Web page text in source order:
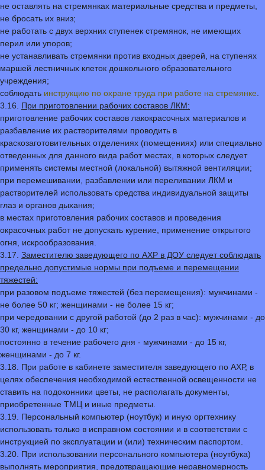
не оставлять на стремянках материальные средства и предметы,
не бросать их вниз;
не работать с двух верхних ступенек стремянок, не имеющих
перил или упоров;
не устанавливать стремянки против входных дверей, на ступенях
маршей лестничных клеток дошкольного образовательного
учреждения;
соблюдать инструкцию по охране труда при работе на cтремянке
3.16. При приготовлении рабочих составов ЛКМ:
приготовление рабочих составов лакокрасочных материалов и
разбавление их растворителями проводить в
краскозаготовительных отделениях (помещениях) или специально
отведенных для данного вида работ местах, в которых следует
применять системы местной (локальной) вытяжной вентиляции;
при перемешивании, разбавлении или переливании ЛКМ и
растворителей использовать средства индивидуальной защиты
глаз и органов дыхания;
в местах приготовления рабочих составов и проведения
окрасочных работ не допускать курение, применение открытого
огня, искрообразования.
3.17. Заместителю заведующего по АХР в ДОУ следует соблюдать
предельно допустимые нормы при подъеме и перемещении
тяжестей:
при разовом подъеме тяжестей (без перемещения): мужчинами -
не более 50 кг; женщинами - не более 15 кг;
при чередовании с другой работой (до 2 раз в час): мужчинами - до
30 кг, женщинами - до 10 кг;
постоянно в течение рабочего дня - мужчинами - до 15 кг,
женщинами - до 7 кг.
3.18. При работе в кабинете заместителя заведующего по АХР, в
целях обеспечения необходимой естественной освещенности не
ставить на подоконники цветы, не располагать документы,
приобретенные ТМЦ и иные предметы.
3.19. Персональный компьютер (ноутбук) и иную оргтехнику
использовать только в исправном состоянии и в соответствии с
инструкцией по эксплуатации и (или) техническим паспортом.
3.20. При использовании персонального компьютера (ноутбука)
выполнять мероприятия, предотвращающие неравномерность